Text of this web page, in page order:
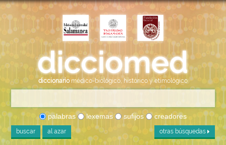
diccionario médico-biológico, histórico y etimológico
palabras lexemas sufijos creadores
buscar al azar otras búsquedas